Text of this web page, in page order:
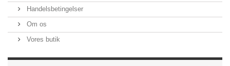
Handelsbetingelser
Om os
Vores butik